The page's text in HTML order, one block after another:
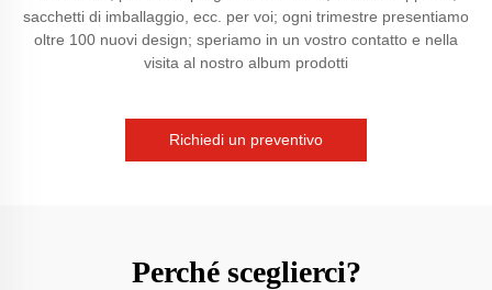
sacchetti di imballaggio, ecc. per voi; ogni trimestre presentiamo
oltre 100 nuovi design; speriamo in un vostro contatto e nella
visita al nostro album prodotti
Richiedi un preventivo
Perché sceglierci?